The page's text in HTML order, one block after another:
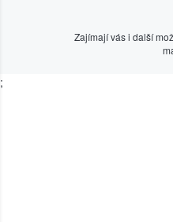
Zajímají vás i další
;